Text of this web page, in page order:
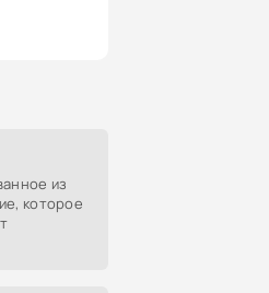
из
которое